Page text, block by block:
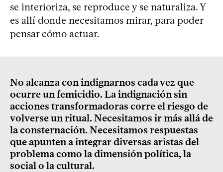
se interioriza, se reproduce y se naturaliza. Y
es allí donde necesitamos mirar, para poder
pensar cómo actuar.
No alcanza con indignarnos cada vez que
ocurre un femicidio. La indignación sin
acciones transformadoras corre el riesgo de
volverse un ritual. Necesitamos ir más allá de
la consternación. Necesitamos respuestas
que apunten a integrar diversas aristas del
problema como la dimensión política, la
social o la cultural.